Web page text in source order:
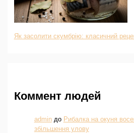
Як засолити скумбрію: класичний
Коммент людей
adminдо Рибалка на окуня
збільшення улову